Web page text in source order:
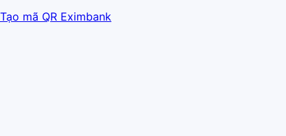
Tạo mã QR Eximbank